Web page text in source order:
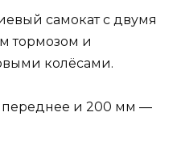
самокат с двумя
тормозом и
колёсами.
и 200 мм —